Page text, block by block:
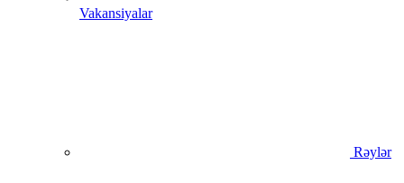
Vakansiyalar
Rəylər